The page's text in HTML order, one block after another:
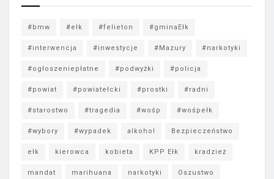
#bmw #ełk #felieton #gminaEłk
#interwencja #inwestycje #Mazury #narkotyki
#ogłoszeniepłatne #podwyżki #policja
#powiat #powiatełcki #prostki #radni
#starostwo #tragedia #wośp #wośpełk
#wybory #wypadek alkohol Bezpieczeństwo
ełk kierowca kobieta KPP Ełk kradzież
mandat marihuana narkotyki Oszustwo